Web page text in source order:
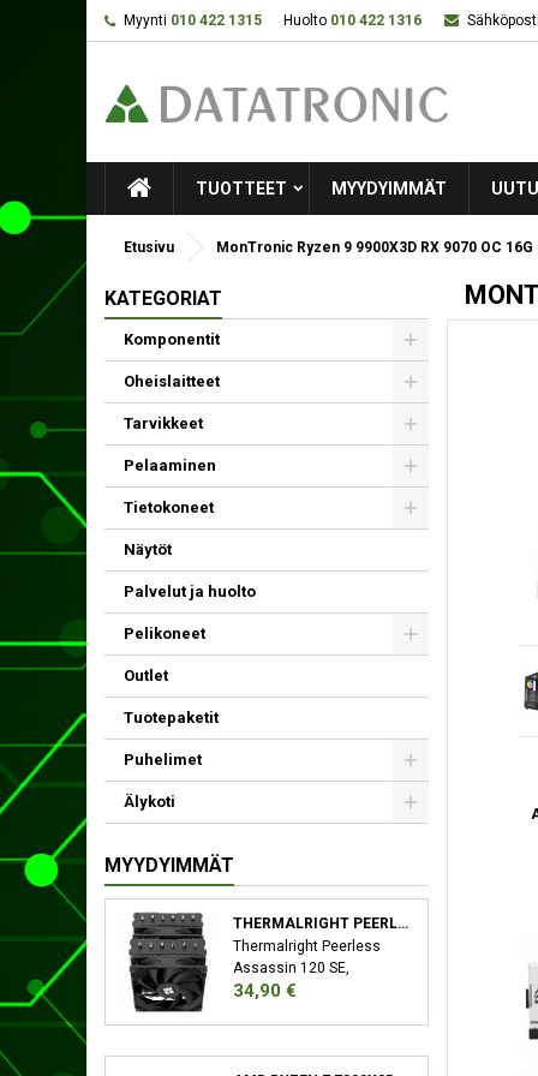
Myynti 010 422 1315 Huolto 010 422 1316
TUOTTEET MYYDYIMMÄT
Etusivu MonTronic Ryzen 9 9900X3D RX 9070 OC 16G
KATEGORIAT
Komponentit
Oheislaitteet
Tarvikkeet
Pelaaminen
Tietokoneet
Näytöt
Palvelut ja huolto
Pelikoneet
Outlet
Tuotepaketit
Puhelimet
Älykoti
MYYDYIMMÄT
THERMALRIGHT PEERLESS ASSASSIN 120 SE SUORITIN JÄÄHDYTYSLEVY/JÄÄHDYTIN 12 CM MUSTA
Thermalright Peerless
Assassin 120 SE,
Jäähdytyslevy/jäähdytin,
Hinta
34,90 €